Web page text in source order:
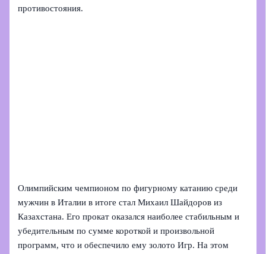
противостояния.
Олимпийским чемпионом по фигурному катанию среди
мужчин в Италии в итоге стал Михаил Шайдоров из
Казахстана. Его прокат оказался наиболее стабильным и
убедительным по сумме короткой и произвольной
программ, что и обеспечило ему золото Игр. На этом